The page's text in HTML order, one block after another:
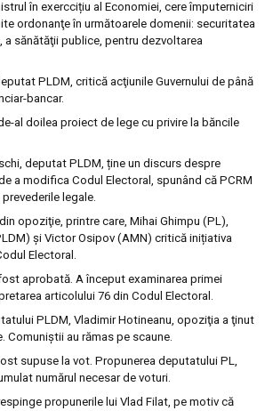
în exerccițiu al Economiei, cere împuterniciri
ordonanţe în următoarele domenii: securitatea
a sănătăţii publice, pentru dezvoltarea
PLDM, critică acţiunile Guvernului de până
bancar.
al doilea proiect de lege cu privire la băncile
deputat PLDM, ține un discurs despre
a modifica Codul Electoral, spunând că PCRM
legale.
opoziţie, printre care, Mihai Ghimpu (PL),
și Victor Osipov (AMN) critică inițiativa
Electoral.
aprobată. A început examinarea primei
articolului 76 din Codul Electoral.
PLDM, Vladimir Hotineanu, opoziţia a ţinut
Comuniştii au rămas pe scaune.
supuse la vot. Propunerea deputatului PL,
numărul necesar de voturi.
propunerile lui Vlad Filat, pe motiv că